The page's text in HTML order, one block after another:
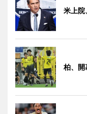
米上院
柏、